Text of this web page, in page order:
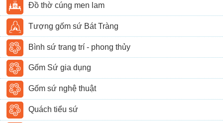
Đồ thờ cúng men lam
Tượng gốm sứ Bát Tràng
Bình sứ trang trí - phong thủy
Gốm Sứ gia dụng
Gốm sứ nghệ thuật
Quách tiểu sứ